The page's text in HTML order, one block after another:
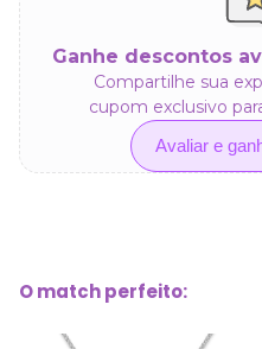
Ganhe descontos
Compartilhe sua
cupom exclusivo
Avaliar e
O match perfeito: